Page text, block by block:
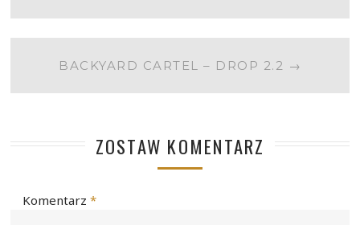
NAVIGATION
BACKYARD CARTEL – DROP 2.2 →
ZOSTAW KOMENTARZ
Komentarz*